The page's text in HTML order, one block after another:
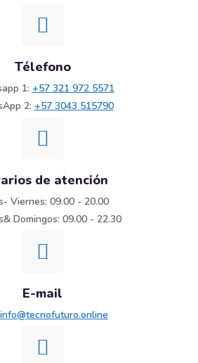
Télefono
1: +57 321 972 5571
2: +57 3043 515790
de atención
Viernes: 09.00 - 20.00
Domingos: 09.00 - 22.30
E-mail
info@tecnofuturo.online